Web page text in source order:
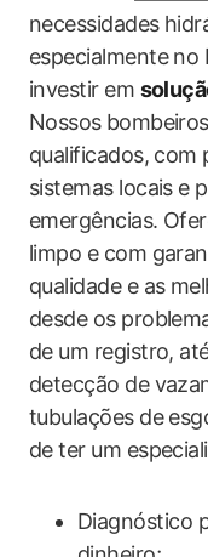
necessidades​
especialmente no
investir em
Nossos⁢
qualificados,
sistemas locais e
emergências.
limpo e com
qualidade e as
desde os
de um registro,
detecção de
tubulações de
de ter um
Diagnóstico